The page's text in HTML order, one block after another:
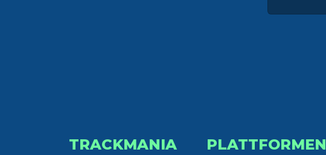
TRACKMANIA PLATTFORMEN